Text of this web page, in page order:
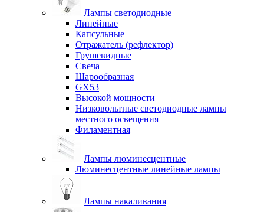
Лампы светодиодные
Линейные
Капсульные
Отражатель (рефлектор)
Грушевидные
Свеча
Шарообразная
GX53
Высокой мощности
Низковольтные светодиодные лампы
местного освещения
Филаментная
Лампы люминесцентные
Люминесцентные линейные лампы
Лампы накаливания